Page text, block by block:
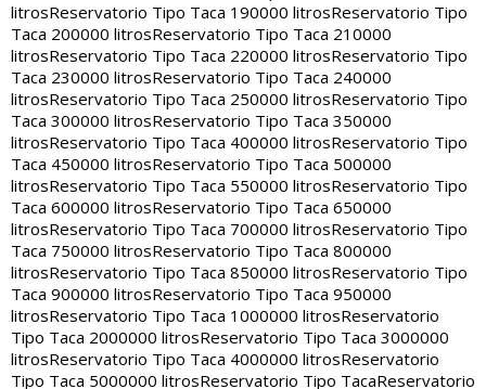
litrosReservatorio Tipo Taca 190000 litrosReservatorio Tipo
Taca 200000 litrosReservatorio Tipo Taca 210000
litrosReservatorio Tipo Taca 220000 litrosReservatorio Tipo
Taca 230000 litrosReservatorio Tipo Taca 240000
litrosReservatorio Tipo Taca 250000 litrosReservatorio Tipo
Taca 300000 litrosReservatorio Tipo Taca 350000
litrosReservatorio Tipo Taca 400000 litrosReservatorio Tipo
Taca 450000 litrosReservatorio Tipo Taca 500000
litrosReservatorio Tipo Taca 550000 litrosReservatorio Tipo
Taca 600000 litrosReservatorio Tipo Taca 650000
litrosReservatorio Tipo Taca 700000 litrosReservatorio Tipo
Taca 750000 litrosReservatorio Tipo Taca 800000
litrosReservatorio Tipo Taca 850000 litrosReservatorio Tipo
Taca 900000 litrosReservatorio Tipo Taca 950000
litrosReservatorio Tipo Taca 1000000 litrosReservatorio
Tipo Taca 2000000 litrosReservatorio Tipo Taca 3000000
litrosReservatorio Tipo Taca 4000000 litrosReservatorio
Tipo Taca 5000000 litrosReservatorio Tipo TacaReservatorio